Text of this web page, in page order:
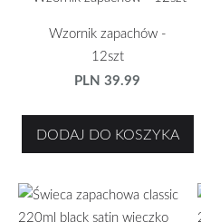
Wzornik zapachów -
12szt
PLN 39.99
DODAJ DO KOSZYKA